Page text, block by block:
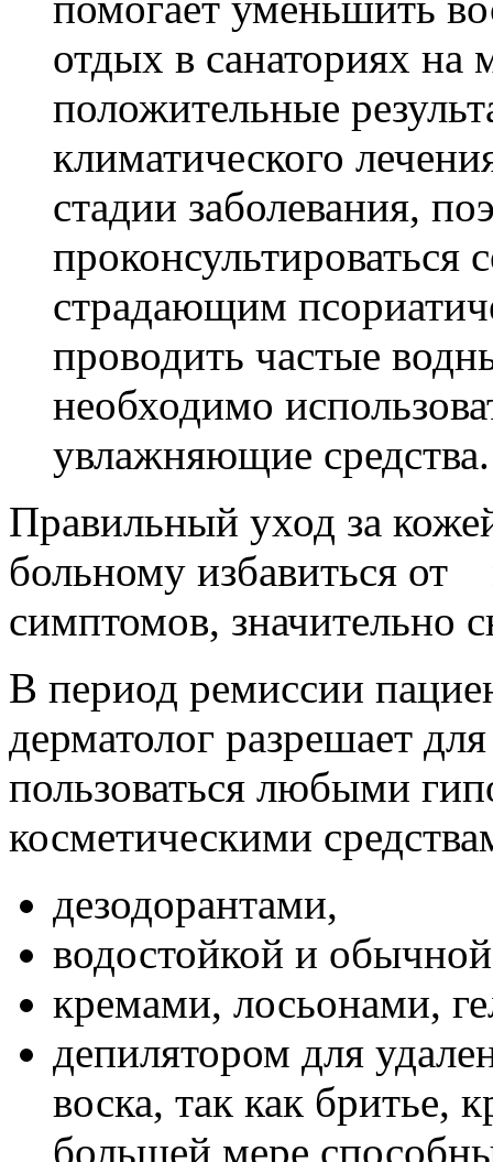
отдых в санаториях на
положительные
климатического
стадии заболевания,
страдающим
проводить частые
необходимо
увлажняющие
Правильный уход за
больному избавиться
симптомов, значительно
В период ремиссии
дерматолог разрешает
пользоваться любыми
косметическими
дезодорантами,
водостойкой и
кремами, лосьонами,
депилятором для
воска, так как
большей мере